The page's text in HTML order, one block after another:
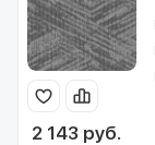
2 143 руб.